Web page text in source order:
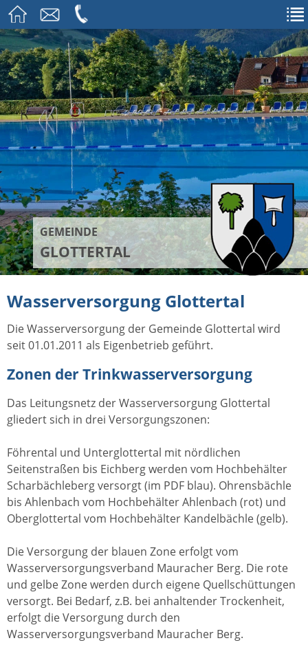
GEMEINDE
GLOTTERTAL
Wasserversorgung Glottertal
Die Wasserversorgung der Gemeinde Glottertal wird
seit 01.01.2011 als Eigenbetrieb geführt.
Zonen der Trinkwasserversorgung
Das Leitungsnetz der Wasserversorgung Glottertal
gliedert sich in drei Versorgungszonen:
Föhrental und Unterglottertal mit nördlichen
Seitenstraßen bis Eichberg werden vom Hochbehälter
Scharbächleberg versorgt (im PDF blau). Ohrensbächle
bis Ahlenbach vom Hochbehälter Ahlenbach (rot) und
Oberglottertal vom Hochbehälter Kandelbächle (gelb).
Die Versorgung der blauen Zone erfolgt vom
Wasserversorgungsverband Mauracher Berg. Die rote
und gelbe Zone werden durch eigene Quellschüttungen
versorgt. Bei Bedarf, z.B. bei anhaltender Trockenheit,
erfolgt die Versorgung durch den
Wasserversorgungsverband Mauracher Berg.